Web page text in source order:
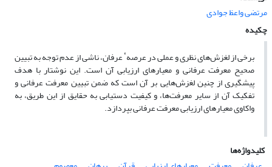
مرتضی واعظ جوادی
چکیده
برخی از لغزش‌های نظری و عملی در عرصهٴ عرفان، ناشی از عدم توجه به تبیین
صحیح معرفت عرفانی و معیارهای ارزیابی آن است. این نوشتار با هدف
پیشگیری از چنین لغزش‌هایی بر آن است که ضمن تبیین معرفت عرفانی و
تفکیک آن از سایر معرفت‌ها، و کیفیت دستیابی به حقایق از این طریق، به
واکاوی معیارهای ارزیابی معرفت عرفانی بپردازد.
کلیدواژه‌ها